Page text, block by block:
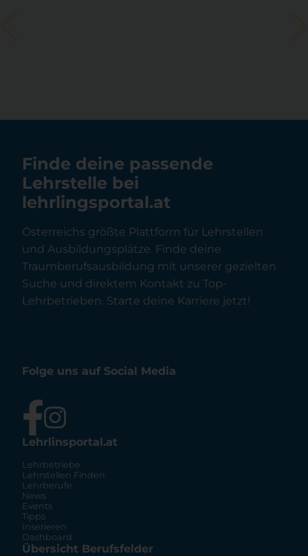
Finde deine passende
Lehrstelle bei
lehrlingsportal.at
Österreichs größte Plattform für Lehrstellen
und Ausbildungsplätze. Finde deine
Traumberufsausbildung mit unserer gezielten
Suche und direktem Kontakt zu Top-
Lehrbetrieben. Starte deine Karriere jetzt!
Folge uns auf Social Media
Lehrlinsportal.at
Lehrbetriebe
Lehrstellen Finden
Lehrberufe
News
Events
Tipps
Inserieren
Dashboard
Übersicht Berufsfelder